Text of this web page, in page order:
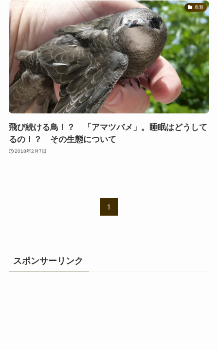
鳥類
飛び続ける鳥！？ 「アマツバメ」。睡眠はどうして
るの！？ その生態について
2018年2月7日
1
スポンサーリンク